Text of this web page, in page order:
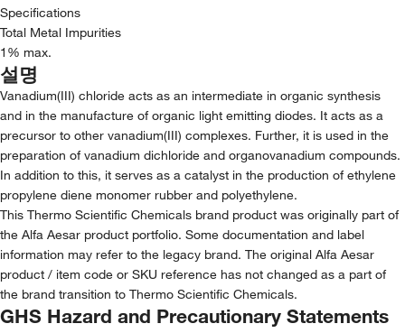
Specifications
Total Metal Impurities
1% max.
설명
Vanadium(III) chloride acts as an intermediate in organic synthesis
and in the manufacture of organic light emitting diodes. It acts as a
precursor to other vanadium(III) complexes. Further, it is used in the
preparation of vanadium dichloride and organovanadium compounds.
In addition to this, it serves as a catalyst in the production of ethylene
propylene diene monomer rubber and polyethylene.
This Thermo Scientific Chemicals brand product was originally part of
the Alfa Aesar product portfolio. Some documentation and label
information may refer to the legacy brand. The original Alfa Aesar
product / item code or SKU reference has not changed as a part of
the brand transition to Thermo Scientific Chemicals.
GHS Hazard and Precautionary Statements